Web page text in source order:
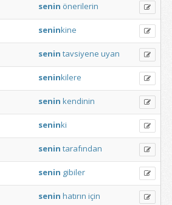
senin önerilerin
seninkine
senin tavsiyene uyan
seninkilere
senin kendinin
seninki
senin tarafından
senin gibiler
senin hatırın için